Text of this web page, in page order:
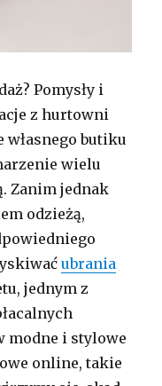
Pomysły i
z hurtowni
butiku
wielu
Zanim jednak
odzieżą,
ubrania
jednym z
modne i stylowe
online, takie